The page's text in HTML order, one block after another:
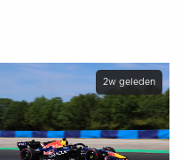
2w geleden